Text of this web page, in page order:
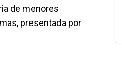
de menores
presentada por